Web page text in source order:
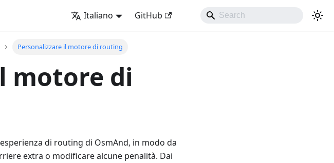
Italiano GitHub
Personalizzare il motore di routing
motore di
di routing di OsmAnd, in modo da
extra o modificare alcune penalità. Dai